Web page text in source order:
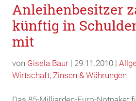
Anleihenbesitzer
künftig in
mit
von Gisela Baur| 29.11.2010 |
Wirtschaft, Zinsen & Währungen